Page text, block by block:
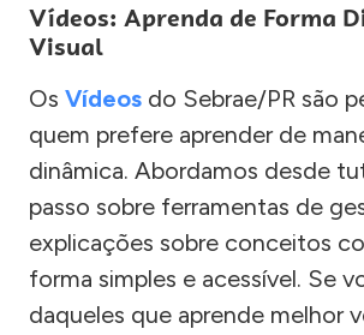
Vídeos: Aprenda de Forma
Visual
Os Vídeos do Sebrae/PR são
quem prefere aprender de
dinâmica. Abordamos desde
passo sobre ferramentas de
explicações sobre conceitos
forma simples e acessível. Se
daqueles que aprende melhor